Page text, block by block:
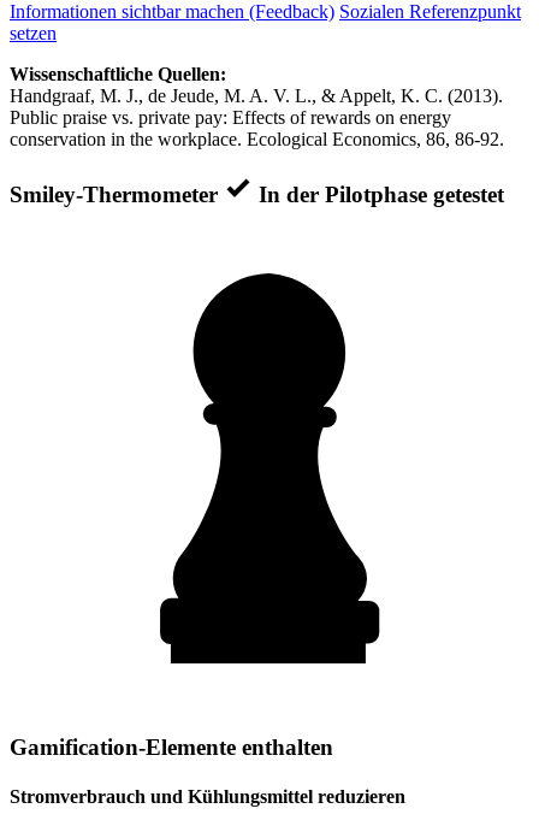
Informationen sichtbar machen (Feedback) Sozialen Referenzpunkt
setzen
Wissenschaftliche Quellen:
Handgraaf, M. J., de Jeude, M. A. V. L., & Appelt, K. C. (2013).
Public praise vs. private pay: Effects of rewards on energy
conservation in the workplace. Ecological Economics, 86, 86-92.
Smiley-Thermometer In der Pilotphase getestet
Gamification-Elemente enthalten
Stromverbrauch und Kühlungsmittel reduzieren